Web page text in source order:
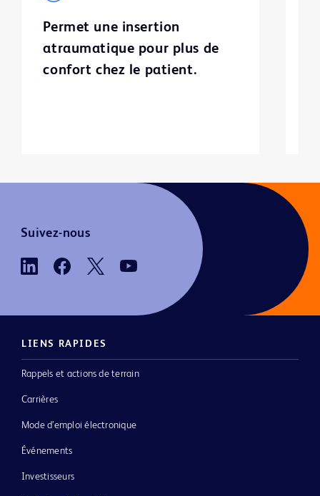
Permet une insertion
atraumatique pour plus de
confort chez le patient.
Suivez-nous
LIENS RAPIDES
Rappels et actions de terrain
Carrières
Mode d’emploi électronique
Événements
Investisseurs